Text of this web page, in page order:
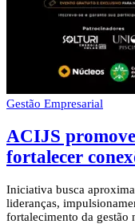
Gestão Empresarial
ACIJS
fortalecer
Iniciativa busca
lideranças,
fortalecimento da gestão